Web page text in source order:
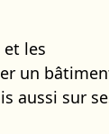
et les
un
aussi sur